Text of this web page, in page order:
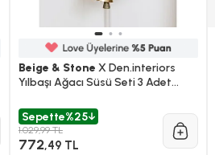
Beige & Stone X Den.interiors
Yılbaşı Ağacı Süsü Seti 3 Adet
Bağlı Çam Ağaç Süsü
Sepette%25
1.029,99 TL
772,49 TL